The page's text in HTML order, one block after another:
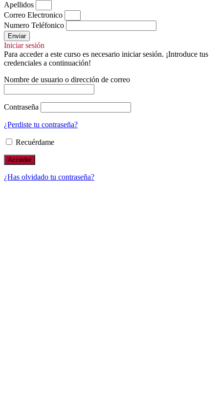
Apellidos
Correo Electronico
Numero Teléfonico
Enviar
Iniciar sesión
Para acceder a este curso es necesario iniciar sesión. ¡Introduce tus
credenciales a continuación!
Nombre de usuario o dirección de correo
Contraseña
¿Perdiste tu contraseña?
Recuérdame
¿Has olvidado tu contraseña?